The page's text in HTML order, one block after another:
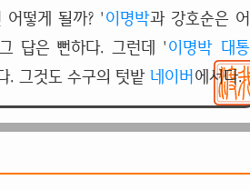
어떻게 될까? '이명박과 강호순은 어
답은 뻔하다. 그런데 '이명박 대통
. 그것도 수구의 텃밭 네이버 에서다.